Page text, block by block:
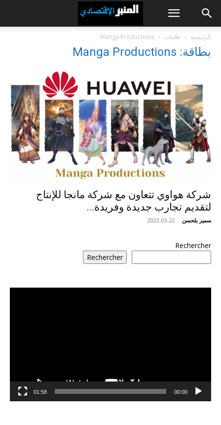
الرئيسية علامات Manga Productions
بطاقة: Manga Productions
شركة هواوي تتعاون مع شركة مانجا للإنتاج
لتقديم تجارب جديدة وفريدة...
سمير بلحسن -
2022-03-22
Rechercher
Rechercher
00:00
01:58